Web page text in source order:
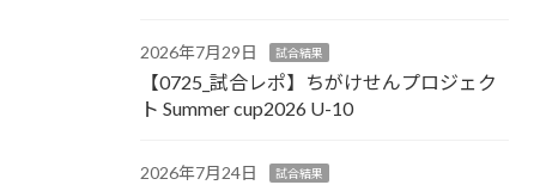
2026年7月29日 試合結果
【0725_試合レポ】ちがけせんプロジェク
ト Summer cup2026 U-10
2026年7月24日 試合結果